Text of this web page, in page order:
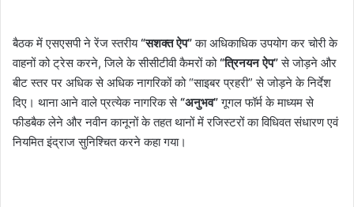
बैठक में एसएसपी ने रेंज स्तरीय“सशक्त ऐप”का अधिकाधिक उपयोग कर चोरी के
वाहनों को ट्रेस करने, जिले के सीसीटीवी कैमरों को“त्रिनयन ऐप”से जोड़ने और
बीट स्तर पर अधिक से अधिक नागरिकों को “साइबर प्रहरी” से जोड़ने के निर्देश
दिए। थाना आने वाले प्रत्येक नागरिक से“अनुभव”गूगल फॉर्म के माध्यम से
फीडबैक लेने और नवीन कानूनों के तहत थानों में रजिस्टरों का विधिवत संधारण एवं
नियमित इंद्राज सुनिश्चित करने कहा गया।